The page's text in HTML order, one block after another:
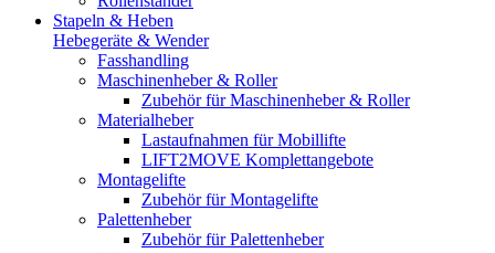
Stapeln & Heben
Hebegeräte & Wender
Fasshandling
Maschinenheber & Roller
Zubehör für Maschinenheber & Roller
Materialheber
Lastaufnahmen für Mobillifte
LIFT2MOVE Komplettangebote
Montagelifte
Zubehör für Montagelifte
Palettenheber
Zubehör für Palettenheber